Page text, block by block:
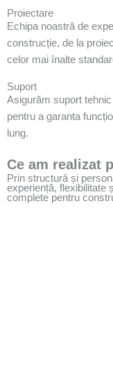
Proiectare
Echipa noastră de
construcție, de la
celor mai înalte
Suport
Asigurăm suport
pentru a garanta
lung.
Ce am realizat
Prin structură și
experiență, flexibilitate
complete pentru